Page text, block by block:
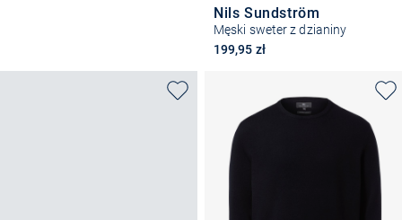
Nils Sundström
Męski sweter z dzianiny
199,95 zł